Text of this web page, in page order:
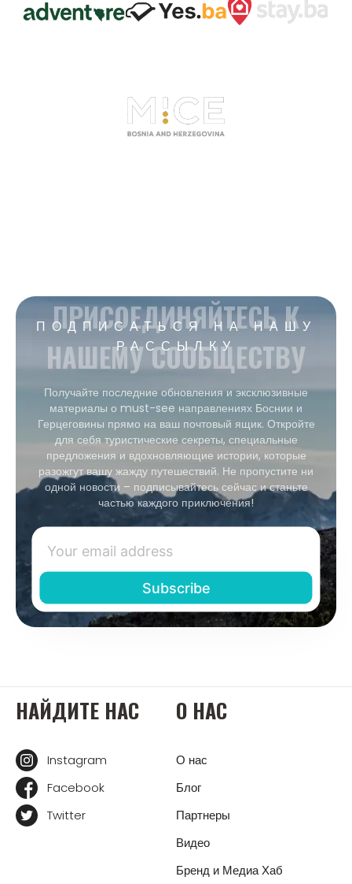
ПОДПИСАТЬСЯ НА НАШУ
РАССЫЛКУ
ПРИСОЕДИНЯЙТЕСЬ К
НАШЕМУ СООБЩЕСТВУ
Получайте последние обновления и эксклюзивные
материалы о must-see направлениях Боснии и
Герцеговины прямо на ваш почтовый ящик. Откройте
для себя туристические секреты, специальные
предложения и вдохновляющие истории, которые
разожгут вашу жажду путешествий. Не пропустите ни
одной новости – подписывайтесь сейчас и станьте
частью каждого приключения!
НАЙДИТЕ НАС
Instagram
Facebook
Twitter
О НАС
О нас
Блог
Партнеры
Видео
Бренд и Медиа Хаб